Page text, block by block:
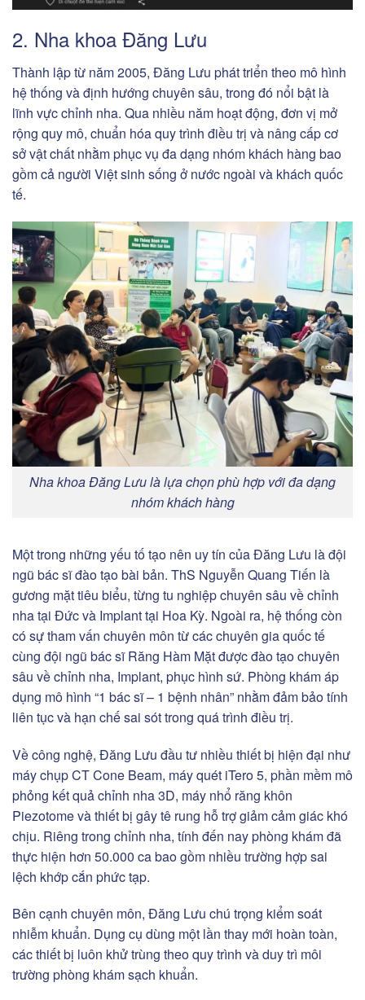
2. Nha khoa Đăng Lưu
Thành lập từ năm 2005, Đăng Lưu phát triển theo mô hình
hệ thống và định hướng chuyên sâu, trong đó nổi bật là
lĩnh vực chỉnh nha. Qua nhiều năm hoạt động, đơn vị mở
rộng quy mô, chuẩn hóa quy trình điều trị và nâng cấp cơ
sở vật chất nhằm phục vụ đa dạng nhóm khách hàng bao
gồm cả người Việt sinh sống ở nước ngoài và khách quốc
tế.
Nha khoa Đăng Lưu là lựa chọn phù hợp với đa dạng
nhóm khách hàng
Một trong những yếu tố tạo nên uy tín của Đăng Lưu là đội
ngũ bác sĩ đào tạo bài bản. ThS Nguyễn Quang Tiến là
gương mặt tiêu biểu, từng tu nghiệp chuyên sâu về chỉnh
nha tại Đức và Implant tại Hoa Kỳ. Ngoài ra, hệ thống còn
có sự tham vấn chuyên môn từ các chuyên gia quốc tế
cùng đội ngũ bác sĩ Răng Hàm Mặt được đào tạo chuyên
sâu về chỉnh nha, Implant, phục hình sứ. Phòng khám áp
dụng mô hình “1 bác sĩ – 1 bệnh nhân” nhằm đảm bảo tính
liên tục và hạn chế sai sót trong quá trình điều trị.
Về công nghệ, Đăng Lưu đầu tư nhiều thiết bị hiện đại như
máy chụp CT Cone Beam, máy quét iTero 5, phần mềm mô
phỏng kết quả chỉnh nha 3D, máy nhổ răng khôn
Piezotome và thiết bị gây tê rung hỗ trợ giảm cảm giác khó
chịu. Riêng trong chỉnh nha, tính đến nay phòng khám đã
thực hiện hơn 50.000 ca bao gồm nhiều trường hợp sai
lệch khớp cắn phức tạp.
Bên cạnh chuyên môn, Đăng Lưu chú trọng kiểm soát
nhiễm khuẩn. Dụng cụ dùng một lần thay mới hoàn toàn,
các thiết bị luôn khử trùng theo quy trình và duy trì môi
trường phòng khám sạch khuẩn.